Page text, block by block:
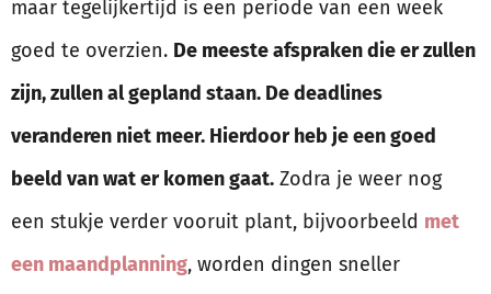
maar tegelijkertijd is een periode van een week
goed te overzien. De meeste afspraken die er zullen
zijn, zullen al gepland staan. De deadlines
veranderen niet meer. Hierdoor heb je een goed
beeld van wat er komen gaat. Zodra je weer nog
een stukje verder vooruit plant, bijvoorbeeld met
een maandplanning, worden dingen sneller